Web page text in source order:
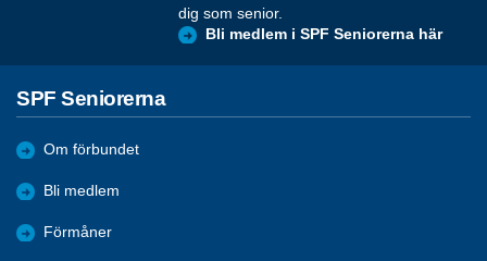
dig som senior.
Bli medlem i SPF Seniorerna här
SPF Seniorerna
Om förbundet
Bli medlem
Förmåner